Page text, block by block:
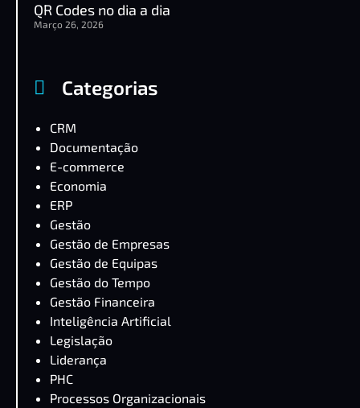
QR Codes no dia a dia
Março 26, 2026
Categorias
CRM
Documentação
E-commerce
Economia
ERP
Gestão
Gestão de Empresas
Gestão de Equipas
Gestão do Tempo
Gestão Financeira
Inteligência Artificial
Legislação
Liderança
PHC
Processos Organizacionais